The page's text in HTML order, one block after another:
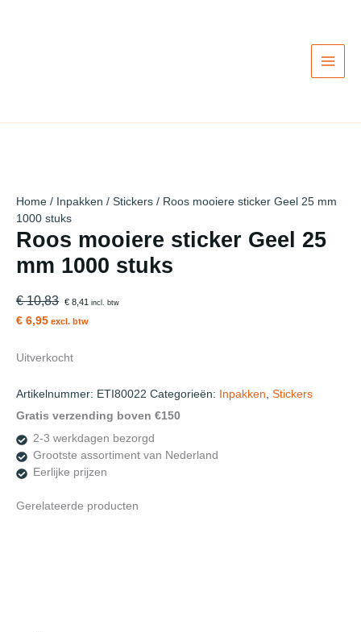
Home / Inpakken / Stickers / Roos mooiere sticker Geel 25 mm
1000 stuks
Roos mooiere sticker Geel 25
mm 1000 stuks
€ 10,83 € 8,41 incl. btw
€ 6,95 excl. btw
Uitverkocht
Artikelnummer: ETI80022 Categorieën: Inpakken Stickers
Gratis verzending boven €150
2-3 werkdagen bezorgd
Grootste assortiment van Nederland
Eerlijke prijzen
Gerelateerde producten